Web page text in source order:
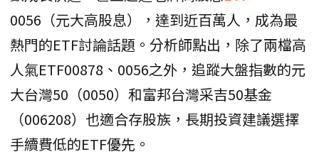
0056（元大高股息），達到近百萬人，成為最
熱門的ETF討論話題。分析師點出，除了兩檔高
人氣ETF00878、0056之外，追蹤大盤指數的元
大台灣50（0050）和富邦台灣采吉50基金
（006208）也適合存股族，長期投資建議選擇
手續費低的ETF優先。